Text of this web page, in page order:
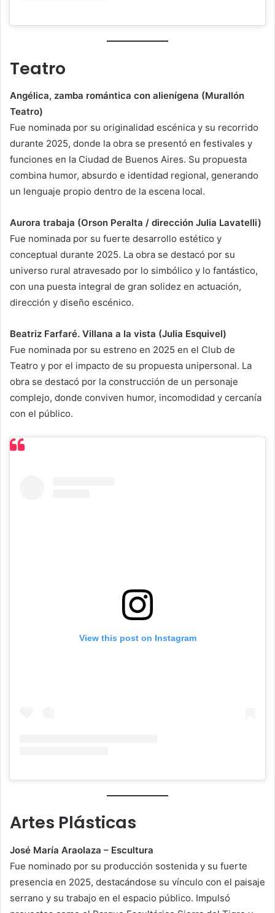
Teatro
Angélica, zamba romántica con alienígena (Murallón
Teatro)
Fue nominada por su originalidad escénica y su recorrido
durante 2025, donde la obra se presentó en festivales y
funciones en la Ciudad de Buenos Aires. Su propuesta
combina humor, absurdo e identidad regional, generando
un lenguaje propio dentro de la escena local.
Aurora trabaja (Orson Peralta / dirección Julia Lavatelli)
Fue nominada por su fuerte desarrollo estético y
conceptual durante 2025. La obra se destacó por su
universo rural atravesado por lo simbólico y lo fantástico,
con una puesta integral de gran solidez en actuación,
dirección y diseño escénico.
Beatriz Farfaré. Villana a la vista (Julia Esquivel)
Fue nominada por su estreno en 2025 en el Club de
Teatro y por el impacto de su propuesta unipersonal. La
obra se destacó por la construcción de un personaje
complejo, donde conviven humor, incomodidad y cercanía
con el público.
View this post on Instagram
Artes Plásticas
José María Araolaza – Escultura
Fue nominado por su producción sostenida y su fuerte
presencia en 2025, destacándose su vínculo con el paisaje
serrano y su trabajo en el espacio público. Impulsó